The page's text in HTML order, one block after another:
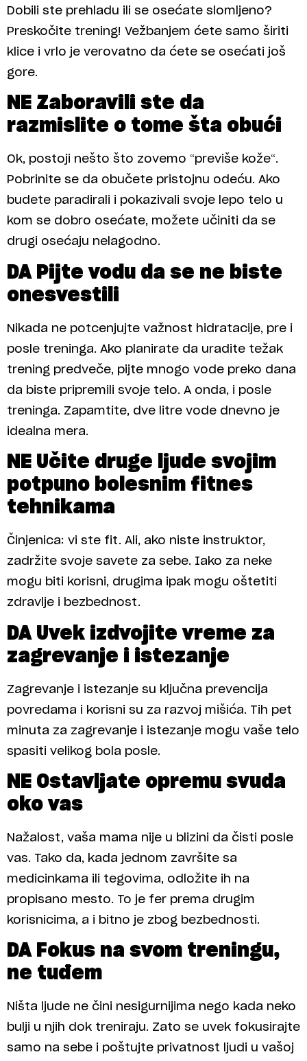
Dobili ste prehladu ili se osećate slomljeno?
Preskočite trening! Vežbanjem ćete samo širiti
klice i vrlo je verovatno da ćete se osećati još
gore.
NE Zaboravili ste da
razmislite o tome šta obući
Ok, postoji nešto što zovemo “previše kože“.
Pobrinite se da obučete pristojnu odeću. Ako
budete paradirali i pokazivali svoje lepo telo u
kom se dobro osećate, možete učiniti da se
drugi osećaju nelagodno.
DA Pijte vodu da se ne biste
onesvestili
Nikada ne potcenjujte važnost hidratacije, pre i
posle treninga. Ako planirate da uradite težak
trening predveče, pijte mnogo vode preko dana
da biste pripremili svoje telo. A onda, i posle
treninga. Zapamtite, dve litre vode dnevno je
idealna mera.
NE Učite druge ljude svojim
potpuno bolesnim fitnes
tehnikama
Činjenica: vi ste fit. Ali, ako niste instruktor,
zadržite svoje savete za sebe. Iako za neke
mogu biti korisni, drugima ipak mogu oštetiti
zdravlje i bezbednost.
DA Uvek izdvojite vreme za
zagrevanje i istezanje
Zagrevanje i istezanje su ključna prevencija
povredama i korisni su za razvoj mišića. Tih pet
minuta za zagrevanje i istezanje mogu vaše telo
spasiti velikog bola posle.
NE Ostavljate opremu svuda
oko vas
Nažalost, vaša mama nije u blizini da čisti posle
vas. Tako da, kada jednom završite sa
medicinkama ili tegovima, odložite ih na
propisano mesto. To je fer prema drugim
korisnicima, a i bitno je zbog bezbednosti.
DA Fokus na svom treningu,
ne tuđem
Ništa ljude ne čini nesigurnijima nego kada neko
bulji u njih dok treniraju. Zato se uvek fokusirajte
samo na sebe i poštujte privatnost ljudi u vašoj